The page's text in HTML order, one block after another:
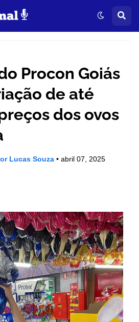
Procon Goiás
de até
dos ovos
Lucas Souza • abril 07, 2025